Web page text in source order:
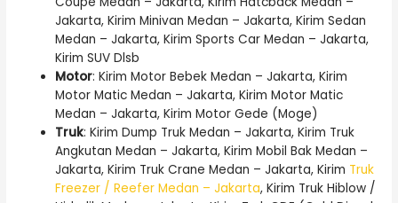
Jakarta, Kirim Minivan Medan – Jakarta, Kirim Sedan
Medan – Jakarta, Kirim Sports Car Medan – Jakarta,
Kirim SUV Dlsb
Motor: Kirim Motor Bebek Medan – Jakarta, Kirim
Motor Matic Medan – Jakarta, Kirim Motor Matic
Medan – Jakarta, Kirim Motor Gede (Moge)
Truk: Kirim Dump Truk Medan – Jakarta, Kirim Truk
Angkutan Medan – Jakarta, Kirim Mobil Bak Medan –
Jakarta, Kirim Truk Crane Medan – Jakarta, Kirim Truk
Freezer / Reefer Medan – Jakarta, Kirim Truk Hiblow /